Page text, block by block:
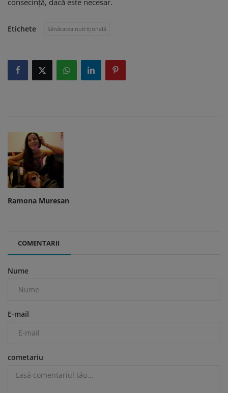
Etichete Sănătatea nutrițională
Ramona Muresan
COMENTARII
Nume
E-mail
cometariu